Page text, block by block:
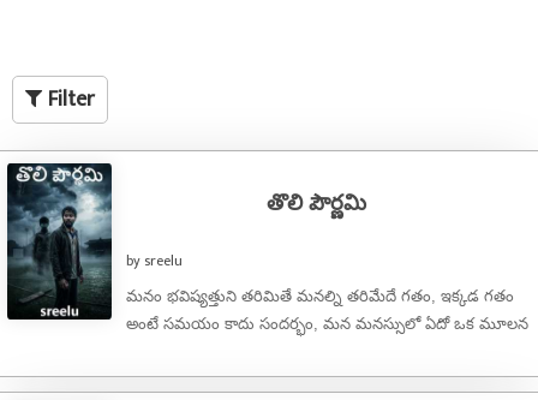
Filter
తొలి పౌర్ణమి
by sreelu
మనం భవిష్యత్తుని తరిమితే మనల్ని తరిమేదే గతం, ఇక్కడ గతం
అంటే సమయం కాదు సందర్భం, మన మనస్సులో ఏదో ఒక మూలన